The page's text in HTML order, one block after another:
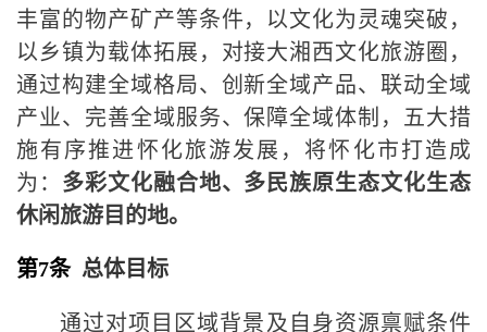
丰富的物产矿产等条件，以文化为灵魂突破，
以乡镇为载体拓展，对接大湘西文化旅游圈，
通过构建全域格局、创新全域产品、联动全域
产业、完善全域服务、保障全域体制，五大措
施有序推进怀化旅游发展，将怀化市打造成
为： 多彩文化融合地、多民族原生态文化生态
休闲旅游目的地。
第7条 总体目标
通过对项目区域背景及自身资源禀赋条件